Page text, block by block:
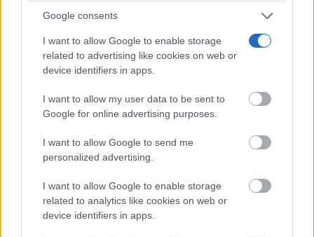
Google consents
I want to allow Google to enable storage
related to advertising like cookies on web or
device identifiers in apps.
I want to allow my user data to be sent to
Google for online advertising purposes.
I want to allow Google to send me
personalized advertising.
I want to allow Google to enable storage
related to analytics like cookies on web or
device identifiers in apps.
Así reacciona tu cerebro al ver bostezar a otros